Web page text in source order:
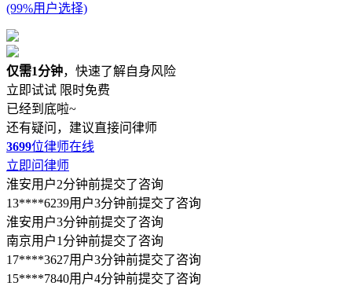
(99%用户选择)
仅需1分钟，快速了解自身风险
立即试试 限时免费
已经到底啦~
还有疑问，建议直接问律师
3699位律师在线
立即问律师
淮安用户2分钟前提交了咨询
13****6239用户3分钟前提交了咨询
淮安用户3分钟前提交了咨询
南京用户1分钟前提交了咨询
17****3627用户3分钟前提交了咨询
15****7840用户4分钟前提交了咨询